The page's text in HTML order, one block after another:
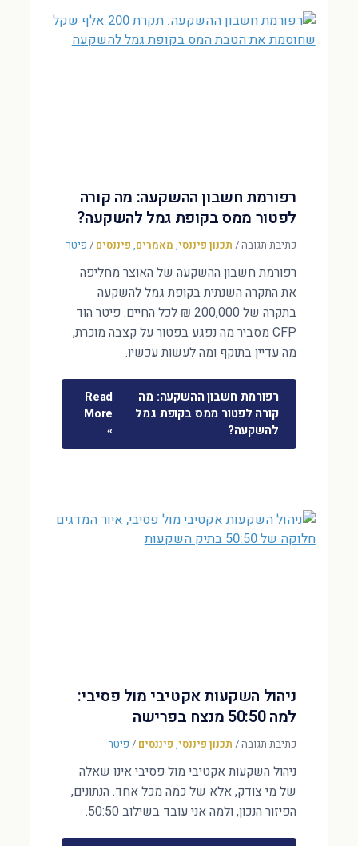
רפורמת חשבון ההשקעה: מה קורה
לפטור ממס בקופת גמל להשקעה?
כתיבת תגובה/ תכנון פיננסי, מאמרים, פיננסים / פיטר
רפורמת חשבון ההשקעה של האוצר מחליפה
את התקרה השנתית בקופת גמל להשקעה
בתקרה של 200,000 ₪ לכל החיים. פיטר הוד
CFP מסביר מה נפגע בפטור על קצבה מוכרת,
מה עדיין בתוקף ומה לעשות עכשיו.
רפורמת חשבון ההשקעה: מה
קורה לפטור ממס בקופת גמל
להשקעה?
Read
More
»
ניהול השקעות אקטיבי מול פסיבי:
למה 50:50 מנצח בפרישה
כתיבת תגובה/ תכנון פיננסי, פיננסים / פיטר
ניהול השקעות אקטיבי מול פסיבי אינו שאלה
של מי צודק, אלא של כמה מכל אחד. הנתונים,
הפיזור הנכון, ולמה אני עובד בשילוב 50:50.